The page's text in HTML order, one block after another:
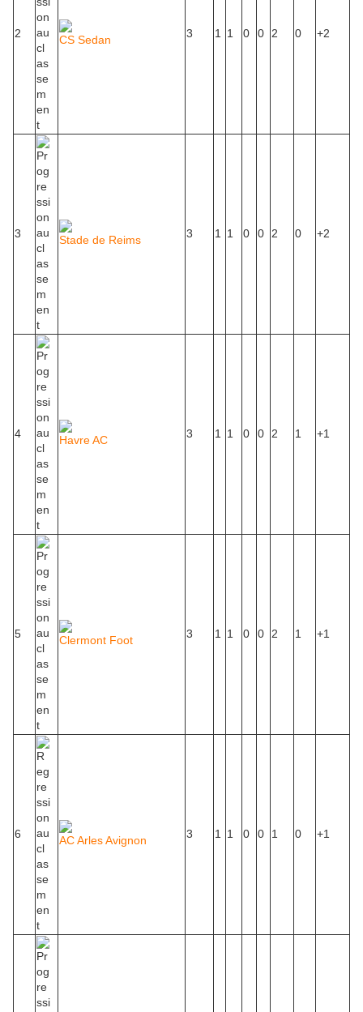
2 CS Sedan 3 1 1 0 0 2 0 +2
3 Stade de Reims 3 1 1 0 0 2 0 +2
4 Havre AC 3 1 1 0 0 2 1 +1
5 Clermont Foot 3 1 1 0 0 2 1 +1
6 AC Arles Avignon 3 1 1 0 0 1 0 +1